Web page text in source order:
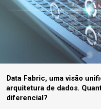
Data Fabric, uma visão
arquitetura de dados.
diferencial?